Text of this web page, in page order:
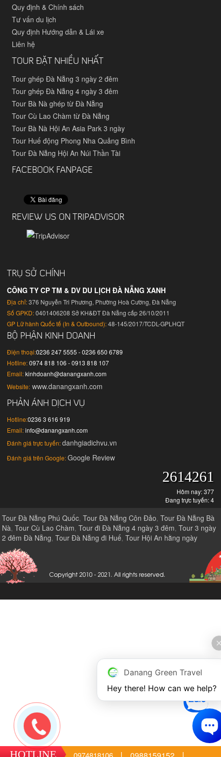
Quy định & Chính sách
Tư vấn du lịch
Quy định Hướng dẫn & Lái xe
Liên hệ
TOUR ĐẶT NHIỀU NHẤT
Tour ghép Đà Nẵng 3 ngày 2 đêm
Tour ghép Đà Nẵng 4 ngày 3 đêm
Tour Bà Nà ghép từ Đà Nẵng
Tour Cù Lao Chàm từ Đà Nẵng
Tour Bà Nà Hội An Asia Park 3 ngày
Tour Huế động Phong Nha Quảng Bình
Tour Đà Nẵng Hội An Núi Thần Tài
FACEBOOK FANPAGE
REVIEW US ON TRIPADVISOR
TRỤ SỞ CHÍNH
CÔNG TY CP TM & DV DU LỊCH ĐÀ NẴNG XANH
Địa chỉ:376 Nguyễn Tri Phương, Phường Hoà Cường, Đà Nẵng
Số GPKD:0401406208 Sở KH&ĐT Đà Nẵng cấp 26/10/2011
GP Lữ hành Quốc tế (In & Outbound):48-145/2017/TCDL-GPLHQT
BỘ PHẬN KINH DOANH
Điện thoại:0236 247 5555 - 0236 650 6789
Hotline: 0974 818 106 - 0913 818 107
Email: kinhdoanh@danangxanh.com
Website: www.danangxanh.com
PHẢN ÁNH DỊCH VỤ
Hotline:0236 3 616 919
Email: info@danangxanh.com
Đánh giá trực tuyến:danhgiadichvu.vn
Đánh giá trên Google: Google Review
2614261
Hôm nay: 377
Đang trực tuyến: 4
Tour Đà Nẵng Phú Quốc,Tour Đà Nẵng Côn Đảo,Tour Đà Nẵng Bà
Nà,Tour Cù Lao Chàm,Tour đi Đà Nẵng 4 ngày 3 đêm,Tour 3 ngày
2 đêm Đà Nẵng,Tour Đà Nẵng đi Huế,Tour Hội An hằng ngày
HOTLINE
Danang Green Travel
Hey there! How can we help?